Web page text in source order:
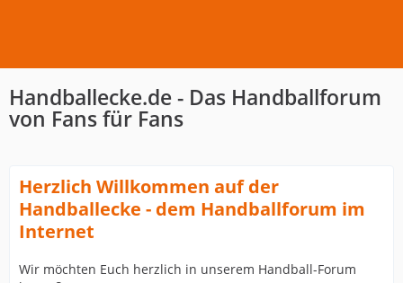
Handballecke.de - Das Handballforum
von Fans für Fans
Herzlich Willkommen auf der
Handballecke - dem Handballforum im
Internet
Wir möchten Euch herzlich in unserem Handball-Forum